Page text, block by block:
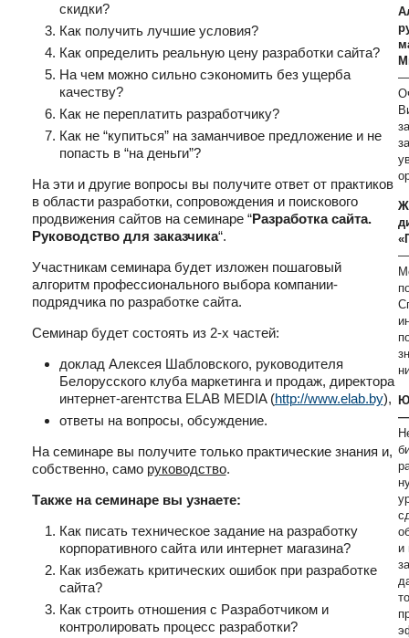
скидки?
Как получить лучшие условия?
Как определить реальную цену разработки сайта?
На чем можно сильно сэкономить без ущерба
качеству?
Как не переплатить разработчику?
Как не “купиться” на заманчивое предложение и не
попасть в “на деньги”?
На эти и другие вопросы вы получите ответ от практиков
в области разработки, сопровождения и поискового
продвижения сайтов на семинаре “Разработка сайта.
Руководство для заказчика“.
Участникам семинара будет изложен пошаговый
алгоритм профессионального выбора компании-
подрядчика по разработке сайта.
Семинар будет состоять из 2-х частей:
доклад Алексея Шабловского, руководителя
Белорусского клуба маркетинга и продаж, директора
интернет-агентства ELAB MEDIA (http://www.elab.by),
ответы на вопросы, обсуждение.
На семинаре вы получите только практические знания и,
собственно, само руководство.
Также на семинаре вы узнаете:
Как писать техническое задание на разработку
корпоративного сайта или интернет магазина?
Как избежать критических ошибок при разработке
сайта?
Как строить отношения с Разработчиком и
контролировать процесс разработки?
и